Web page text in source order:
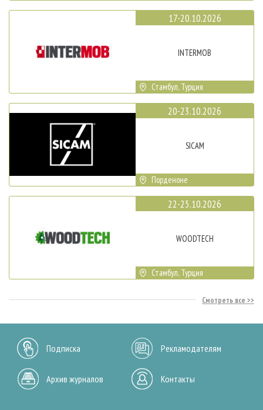
17-20.10.2026
INTERMOB
Стамбул, Турция
20-23.10.2026
SICAM
Порденоне
22-25.10.2026
WOODTECH
Стамбул, Турция
Смотреть все
Подписка Рекламодателям
Архив журналов Контакты